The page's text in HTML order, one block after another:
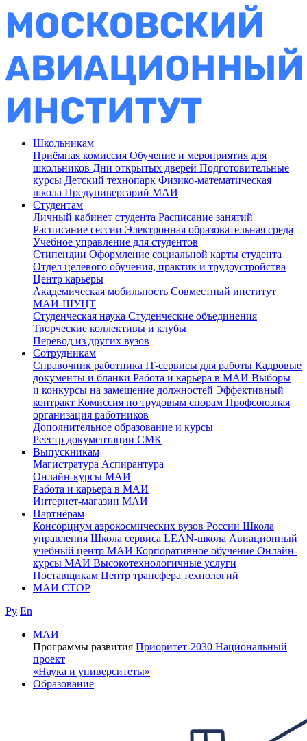
Школьникам
Приёмная комиссия Обучение и мероприятия для
школьников Дни открытых дверей Подготовительные
курсы Детский технопарк Физико-математическая
школа Предуниверсарий МАИ
Студентам
Личный кабинет студента Расписание занятий
Расписание сессии Электронная образовательная среда
Учебное управление для студентов
Стипендии Оформление социальной карты студента
Отдел целевого обучения, практик и трудоустройства
Центр карьеры
Академическая мобильность Совместный институт
МАИ-ШУЦТ
Студенческая наука Студенческие объединения
Творческие коллективы и клубы
Перевод из других вузов
Сотрудникам
Cправочник работника IT-сервисы для работы Кадровые
документы и бланки Работа и карьера в МАИ Выборы
и конкурсы на замещение должностей Эффективный
контракт Комиссия по трудовым спорам Профсоюзная
организация работников
Дополнительное образование и курсы
Реестр документации СМК
Выпускникам
Магистратура Аспирантура
Онлайн-курсы МАИ
Работа и карьера в МАИ
Интернет-магазин МАИ
Партнёрам
Консорциум аэрокосмических вузов России Школа
управления Школа сервиса LEAN-школа Авиационный
учебный центр МАИ Корпоративное обучение Онлайн-
курсы МАИ Высокотехнологичные услуги
Поставщикам Центр трансфера технологий
МАИ СТОР
Ру En
МАИ
Программы развития Приоритет-2030 Национальный
проект
«Наука и университеты»
Образование